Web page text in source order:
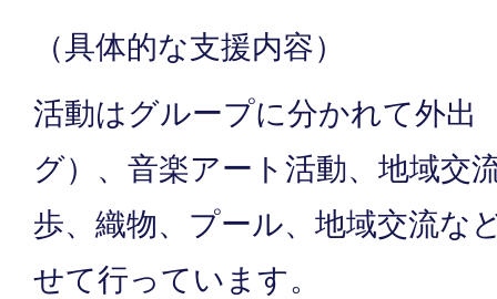
（具体的な支援内容）
活動はグループに分かれて外出
グ）、音楽アート活動、地域交
歩、織物、プール、地域交流な
せて行っています。